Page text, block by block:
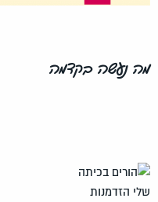
מה נעשה בקדמה